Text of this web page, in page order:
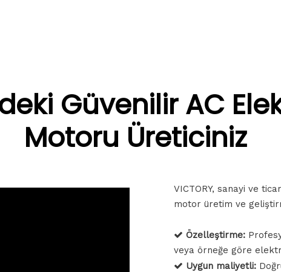
Güvenilir AC
Motoru Üreticiniz
VICTORY, sanayi ve
motor üretim ve
 Özelleştirme:
veya örneğe göre
 Uygun maliyetli: